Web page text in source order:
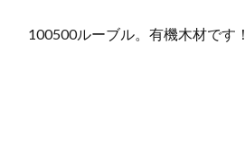
100500ルーブル。有機木材です！